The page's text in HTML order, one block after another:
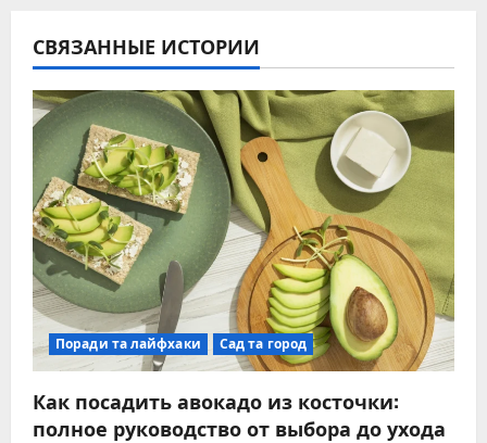
СВЯЗАННЫЕ ИСТОРИИ
Поради та лайфхаки Сад та город
Как посадить авокадо из косточки:
полное руководство от выбора до ухода